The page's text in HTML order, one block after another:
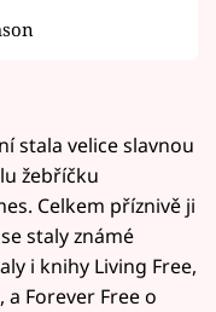
stala velice slavnou
žebříčku
Celkem příznivě ji
staly známé
i knihy Living Free,
a Forever Free o